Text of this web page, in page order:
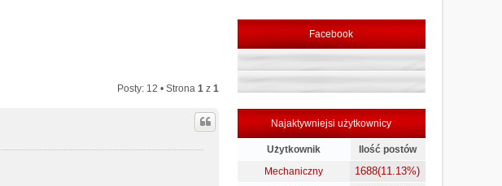
Posty: 12 • Strona 1z 1
Facebook
Najaktywniejsi użytkownicy
Użytkownik
Ilość postów
Mechaniczny
1688(11.13%)